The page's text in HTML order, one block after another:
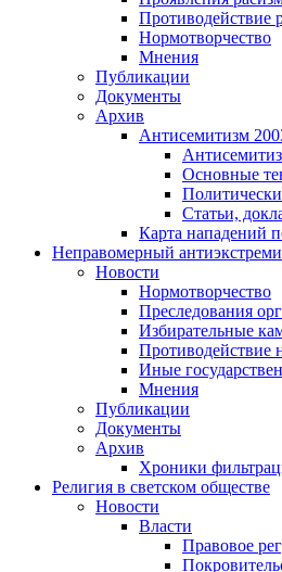
Противодействие
Нормотворчество
Мнения
Публикации
Документы
Архив
Антисемитизм
Основные
Статьи,
Карта нападений
Неправомерный
Новости
Нормотворчество
Преследования
Избирательные
Противодействие
Иные
Мнения
Публикации
Документы
Архив
Хроники
Религия в светском обществе
Новости
Власти
Правовое